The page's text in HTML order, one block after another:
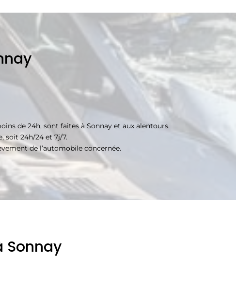
de 24h, sont faites à Sonnay et aux alentours.
soit 24h/24 et 7j/7.
de l’automobile concernée.
Sonnay